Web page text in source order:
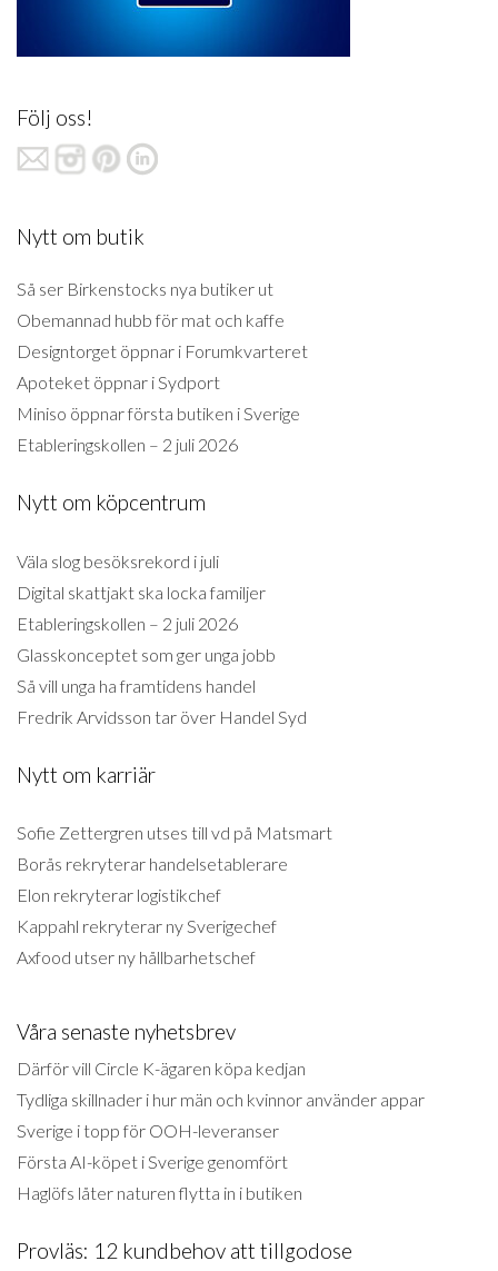
Följ oss!
Nytt om butik
Så ser Birkenstocks nya butiker ut
Obemannad hubb för mat och kaffe
Designtorget öppnar i Forumkvarteret
Apoteket öppnar i Sydport
Miniso öppnar första butiken i Sverige
Etableringskollen – 2 juli 2026
Nytt om köpcentrum
Väla slog besöksrekord i juli
Digital skattjakt ska locka familjer
Etableringskollen – 2 juli 2026
Glasskonceptet som ger unga jobb
Så vill unga ha framtidens handel
Fredrik Arvidsson tar över Handel Syd
Nytt om karriär
Sofie Zettergren utses till vd på Matsmart
Borås rekryterar handelsetablerare
Elon rekryterar logistikchef
Kappahl rekryterar ny Sverigechef
Axfood utser ny hållbarhetschef
Våra senaste nyhetsbrev
Därför vill Circle K-ägaren köpa kedjan
Tydliga skillnader i hur män och kvinnor använder appar
Sverige i topp för OOH-leveranser
Första AI-köpet i Sverige genomfört
Haglöfs låter naturen flytta in i butiken
Provläs: 12 kundbehov att tillgodose